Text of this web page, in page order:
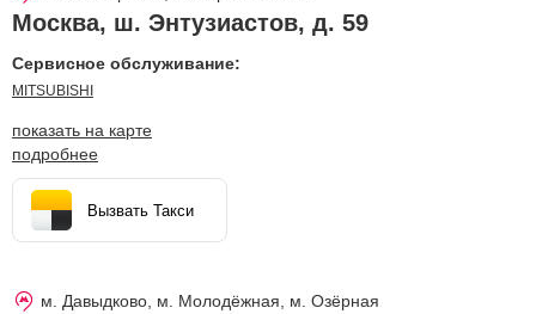
Москва, ш. Энтузиастов, д. 59
Сервисное обслуживание:
MITSUBISHI
показать на карте
подробнее
Вызвать Такси
м. Давыдково, м. Молодёжная, м. Озёрная